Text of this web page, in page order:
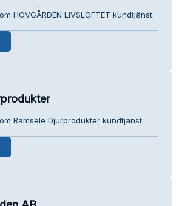
HOVGÅRDEN LIVSLOFTET kundtjänst.
Ramsele Djurprodukter kundtjänst.